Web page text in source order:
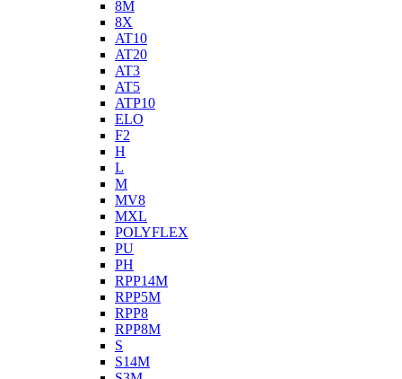
8M
8X
AT10
AT20
AT3
AT5
ATP10
ELO
F2
H
L
M
MV8
MXL
POLYFLEX
PU
PH
RPP14M
RPP5M
RPP8
RPP8M
S
S14M